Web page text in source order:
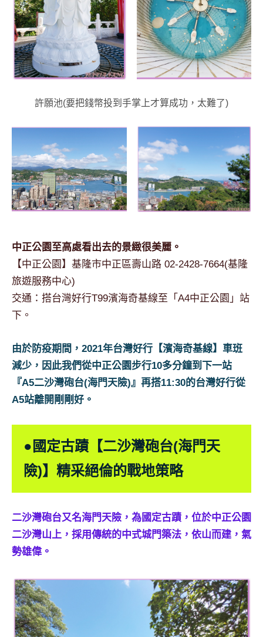
許願池(要把錢幣投到手掌上才算成功，太難了)
中正公園至高處看出去的景緻很美麗。
【中正公園】基隆市中正區壽山路 02-2428-7664(基隆
旅遊服務中心)
交通：搭台灣好行T99濱海奇基線至「A4中正公園」站
下。
由於防疫期間，2021年台灣好行【濱海奇基線】車班
減少，因此我們從中正公園步行10多分鐘到下一站
『A5二沙灣砲台(海門天險)』再搭11:30的台灣好行從
A5站離開剛剛好。
●國定古蹟【二沙灣砲台(海門天
險)】精采絕倫的戰地策略
二沙灣砲台又名海門天險，為國定古蹟，位於中正公園
二沙灣山上，採用傳統的中式城門築法，依山而建，氣
勢雄偉。